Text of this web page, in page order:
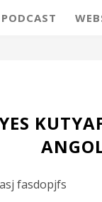
PODCAST
fasdopjfs